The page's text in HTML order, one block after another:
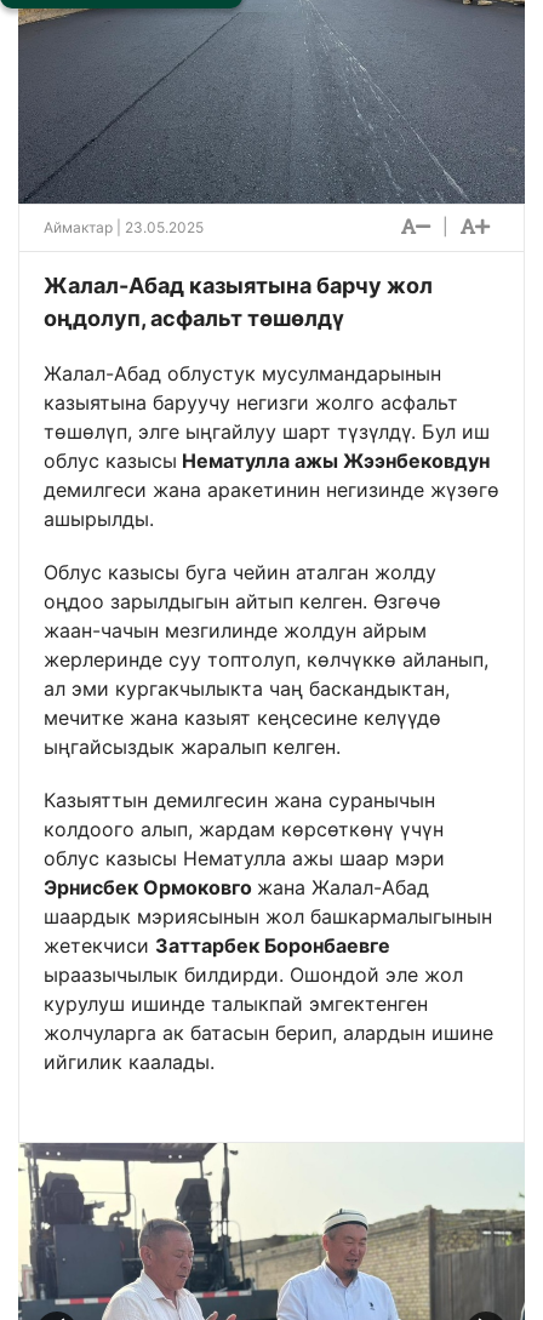
Аймактар | 23.05.2025
Жалал-Абад казыятына барчу жол
оңдолуп, асфальт төшөлдү
Жалал-Абад облустук мусулмандарынын
казыятына баруучу негизги жолго асфальт
төшөлүп, элге ыңгайлуу шарт түзүлдү. Бул иш
облус казысы Нематулла ажы Жээнбековдун
демилгеси жана аракетинин негизинде жүзөгө
ашырылды.
Облус казысы буга чейин аталган жолду
оңдоо зарылдыгын айтып келген. Өзгөчө
жаан-чачын мезгилинде жолдун айрым
жерлеринде суу топтолуп, көлчүккө айланып,
ал эми кургакчылыкта чаң баскандыктан,
мечитке жана казыят кеңсесине келүүдө
ыңгайсыздык жаралып келген.
Казыяттын демилгесин жана суранычын
колдоого алып, жардам көрсөткөнү үчүн
облус казысы Нематулла ажы шаар мэри
Эрнисбек Ормоковго жана Жалал-Абад
шаардык мэриясынын жол башкармалыгынын
жетекчиси Заттарбек Боронбаевге
ыраазычылык билдирди. Ошондой эле жол
курулуш ишинде талыкпай эмгектенген
жолчуларга ак батасын берип, алардын ишине
ийгилик каалады.